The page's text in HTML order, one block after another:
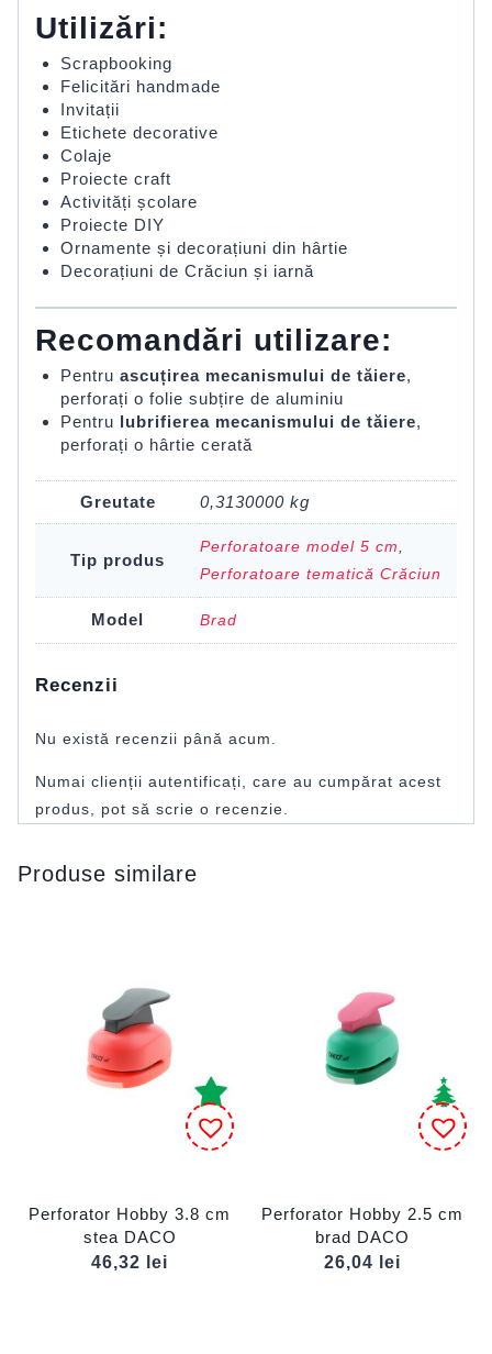
Utilizări:
Scrapbooking
Felicitări handmade
Invitații
Etichete decorative
Colaje
Proiecte craft
Activități școlare
Proiecte DIY
Ornamente și decorațiuni din hârtie
Decorațiuni de Crăciun și iarnă
Recomandări utilizare:
Pentru ascuțirea mecanismului de tăiere,
perforați o folie subțire de aluminiu
Pentru lubrifierea mecanismului de tăiere,
perforați o hârtie cerată
Greutate 0,3130000 kg
Tip produs
Perforatoare model 5 cm,
Perforatoare tematică Crăciun
Model Brad
Recenzii
Nu există recenzii până acum.
Numai clienții autentificați, care au cumpărat acest
produs, pot să scrie o recenzie.
Produse similare
Perforator Hobby 3.8 cm
stea DACO
46,32
lei
Perforator Hobby 2.5 cm
brad DACO
26,04
lei